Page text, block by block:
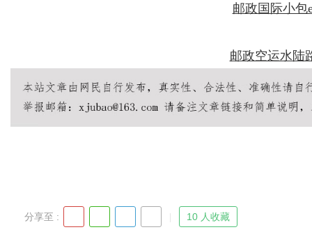
邮政国际小包
邮政空运水陆
分享至 : 10 人收藏